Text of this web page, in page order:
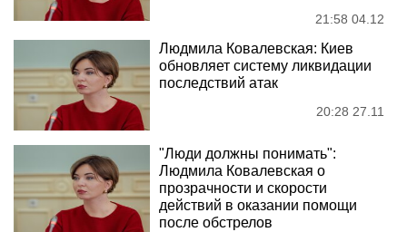
21:58 04.12
Людмила Ковалевская: Киев
обновляет систему ликвидации
последствий атак
20:28 27.11
"Люди должны понимать":
Людмила Ковалевская о
прозрачности и скорости
действий в оказании помощи
после обстрелов